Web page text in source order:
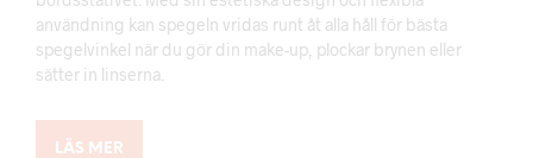
användning kan spegeln vridas runt åt alla håll för bästa
spegelvinkel när du gör din make-up, plockar brynen eller
sätter in linserna.
LÄS MER